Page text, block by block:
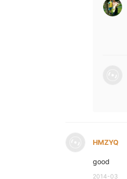
HMZYQ
good
2014-03